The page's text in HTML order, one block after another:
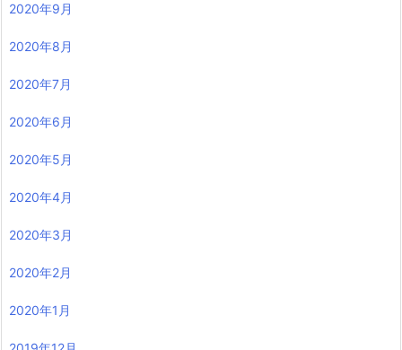
2020年9月
2020年8月
2020年7月
2020年6月
2020年5月
2020年4月
2020年3月
2020年2月
2020年1月